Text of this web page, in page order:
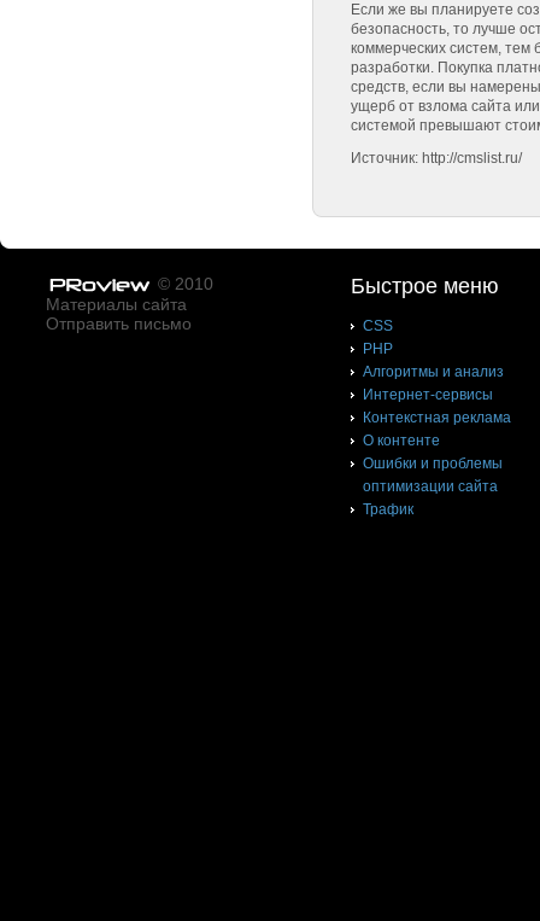
Если же вы планируете
безопасность, то лучше
коммерческих систем, тем
разработки. Покупка
средств, если вы
ущерб от взлома сайта
системой превышают
Источник: http://cmslist.ru/
© 2010
Материалы сайта
Отправить письмо
Быстрое меню
CSS
PHP
Алгоритмы и анализ
Интернет-сервисы
Контекстная реклама
О контенте
Ошибки и проблемы
оптимизации сайта
Трафик